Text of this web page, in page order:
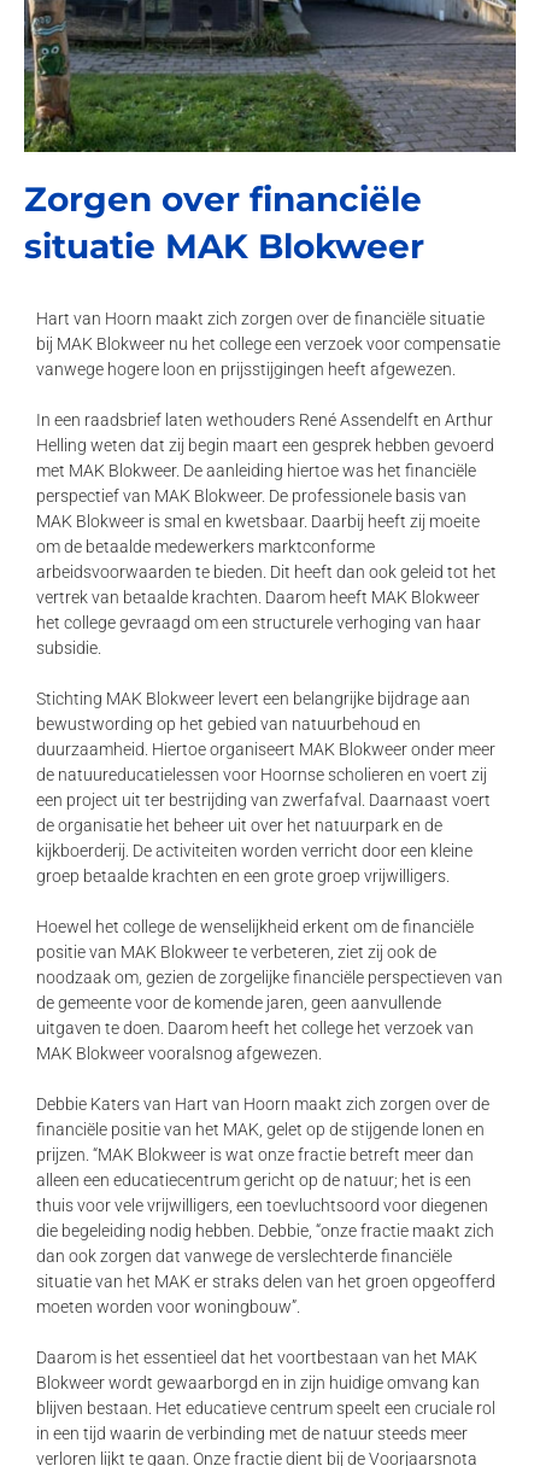
Zorgen over financiële
situatie MAK Blokweer
Hart van Hoorn maakt zich zorgen over de financiële situatie
bij MAK Blokweer nu het college een verzoek voor compensatie
vanwege hogere loon en prijsstijgingen heeft afgewezen.
In een raadsbrief laten wethouders René Assendelft en Arthur
Helling weten dat zij begin maart een gesprek hebben gevoerd
met MAK Blokweer. De aanleiding hiertoe was het financiële
perspectief van MAK Blokweer. De professionele basis van
MAK Blokweer is smal en kwetsbaar. Daarbij heeft zij moeite
om de betaalde medewerkers marktconforme
arbeidsvoorwaarden te bieden. Dit heeft dan ook geleid tot het
vertrek van betaalde krachten. Daarom heeft MAK Blokweer
het college gevraagd om een structurele verhoging van haar
subsidie.
Stichting MAK Blokweer levert een belangrijke bijdrage aan
bewustwording op het gebied van natuurbehoud en
duurzaamheid. Hiertoe organiseert MAK Blokweer onder meer
de natuureducatielessen voor Hoornse scholieren en voert zij
een project uit ter bestrijding van zwerfafval. Daarnaast voert
de organisatie het beheer uit over het natuurpark en de
kijkboerderij. De activiteiten worden verricht door een kleine
groep betaalde krachten en een grote groep vrijwilligers.
Hoewel het college de wenselijkheid erkent om de financiële
positie van MAK Blokweer te verbeteren, ziet zij ook de
noodzaak om, gezien de zorgelijke financiële perspectieven van
de gemeente voor de komende jaren, geen aanvullende
uitgaven te doen. Daarom heeft het college het verzoek van
MAK Blokweer vooralsnog afgewezen.
Debbie Katers van Hart van Hoorn maakt zich zorgen over de
financiële positie van het MAK, gelet op de stijgende lonen en
prijzen. “MAK Blokweer is wat onze fractie betreft meer dan
alleen een educatiecentrum gericht op de natuur; het is een
thuis voor vele vrijwilligers, een toevluchtsoord voor diegenen
die begeleiding nodig hebben. Debbie, “onze fractie maakt zich
dan ook zorgen dat vanwege de verslechterde financiële
situatie van het MAK er straks delen van het groen opgeofferd
moeten worden voor woningbouw”.
Daarom is het essentieel dat het voortbestaan van het MAK
Blokweer wordt gewaarborgd en in zijn huidige omvang kan
blijven bestaan. Het educatieve centrum speelt een cruciale rol
in een tijd waarin de verbinding met de natuur steeds meer
verloren lijkt te gaan. Onze fractie dient bij de Voorjaarsnota